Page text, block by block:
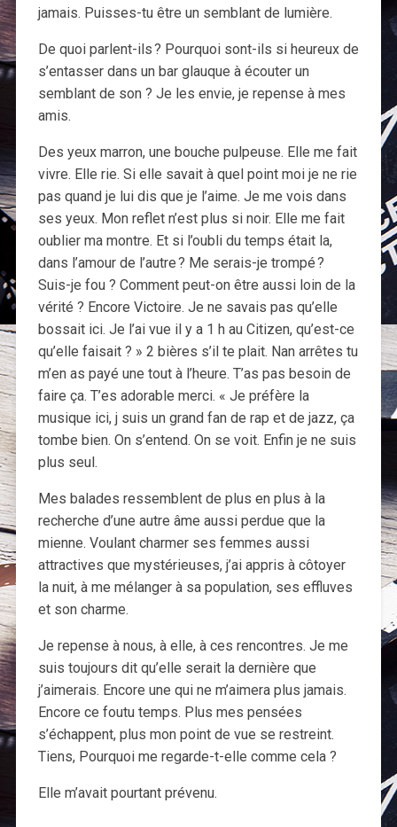
jamais. Puisses-tu être un semblant de lumière.
De quoi parlent-ils ? Pourquoi sont-ils si heureux de
s’entasser dans un bar glauque à écouter un
semblant de son ? Je les envie, je repense à mes
amis.
Des yeux marron, une bouche pulpeuse. Elle me fait
vivre. Elle rie. Si elle savait à quel point moi je ne rie
pas quand je lui dis que je l’aime. Je me vois dans
ses yeux. Mon reflet n’est plus si noir. Elle me fait
oublier ma montre. Et si l’oubli du temps était la,
dans l’amour de l’autre ? Me serais-je trompé ?
Suis-je fou ? Comment peut-on être aussi loin de la
vérité ? Encore Victoire. Je ne savais pas qu’elle
bossait ici. Je l’ai vue il y a 1 h au Citizen, qu’est-ce
qu’elle faisait ? » 2 bières s’il te plait. Nan arrêtes tu
m’en as payé une tout à l’heure. T’as pas besoin de
faire ça. T’es adorable merci. « Je préfère la
musique ici, j suis un grand fan de rap et de jazz, ça
tombe bien. On s’entend. On se voit. Enfin je ne suis
plus seul.
Mes balades ressemblent de plus en plus à la
recherche d’une autre âme aussi perdue que la
mienne. Voulant charmer ses femmes aussi
attractives que mystérieuses, j’ai appris à côtoyer
la nuit, à me mélanger à sa population, ses effluves
et son charme.
Je repense à nous, à elle, à ces rencontres. Je me
suis toujours dit qu’elle serait la dernière que
j’aimerais. Encore une qui ne m’aimera plus jamais.
Encore ce foutu temps. Plus mes pensées
s’échappent, plus mon point de vue se restreint.
Tiens, Pourquoi me regarde-t-elle comme cela ?
Elle m’avait pourtant prévenu.